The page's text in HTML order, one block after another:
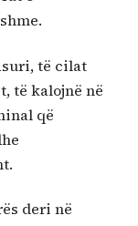
të cilat
të kalojnë në
që
deri në